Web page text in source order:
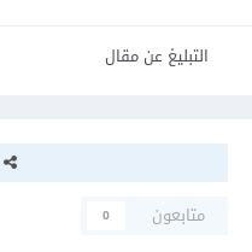
التبليغ عن مقال
متابعون
0